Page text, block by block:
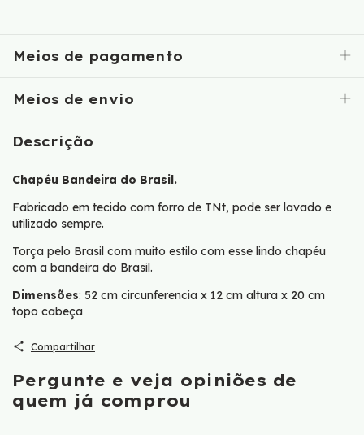
Meios de pagamento
Meios de envio
Descrição
Chapéu Bandeira do Brasil.
Fabricado em tecido com forro de TNt, pode ser lavado e
utilizado sempre.
Torça pelo Brasil com muito estilo com esse lindo chapéu
com a bandeira do Brasil.
Dimensões: 52 cm circunferencia x 12 cm altura x 20 cm
topo cabeça
Compartilhar
Pergunte e veja opiniões de
quem já comprou